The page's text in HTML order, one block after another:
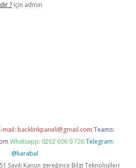
? için admin
mail: backlinkpaneli@gmail.com Teams:
Whatsapp: 0262 606 0 726 Telegram:
@karabul
Sayılı Kanun gereğince Bilgi Teknolojileri